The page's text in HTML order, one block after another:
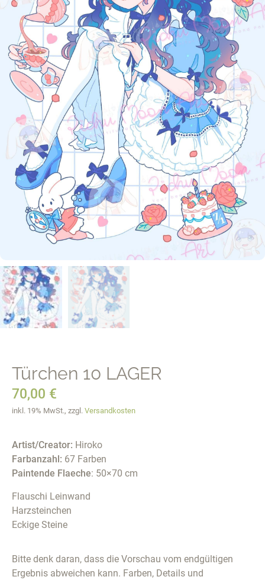
Türchen 10 LAGER
70,00 €
inkl. 19% MwSt., zzgl. Versandkosten
Artist/Creator: Hiroko
Farbanzahl: 67 Farben
Paintende Flaeche: 50×70 cm
Flauschi Leinwand
Harzsteinchen
Eckige Steine
Bitte denk daran, dass die Vorschau vom endgültigen
Ergebnis abweichen kann. Farben, Details und